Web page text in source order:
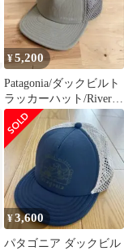
¥5,200
Patagonia/ダックビルト
ラッカーハット/River
Rock Green
¥3,600
パタゴニア ダックビル